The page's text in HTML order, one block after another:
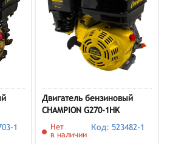
1
Двигатель бензиновый
CHAMPION G270-1HK
Нет
в наличии
Код: 523482-1